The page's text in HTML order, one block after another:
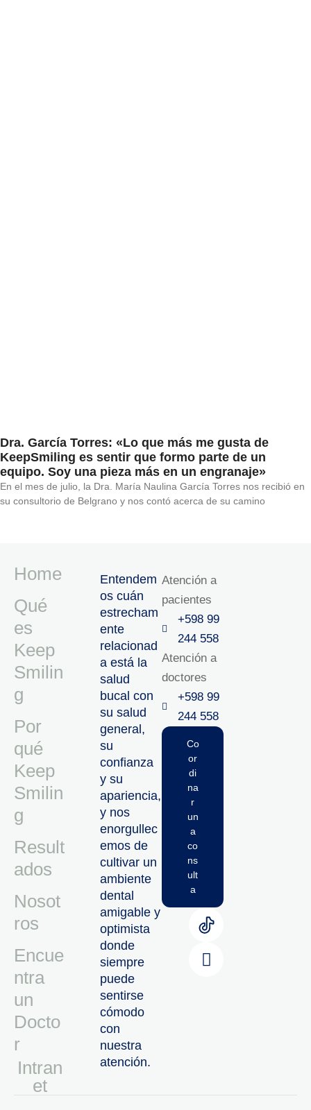
Dra. García Torres: «Lo que más me gusta de
KeepSmiling es sentir que formo parte de un
equipo. Soy una pieza más en un engranaje»
En el mes de julio, la Dra. María Naulina García Torres nos recibió en
su consultorio de Belgrano y nos contó acerca de su camino
Home
Qué
es
Keep
Smilin
g
Por
qué
Keep
Smilin
g
Result
ados
Nosot
ros
Encue
ntra
un
Docto
r
Intran
Et
Entendem
os cuán
estrecham
ente
relacionad
a está la
salud
bucal con
su salud
general,
su
confianza
y su
apariencia,
y nos
enorgullec
emos de
cultivar un
ambiente
dental
amigable y
optimista
donde
siempre
puede
sentirse
cómodo
con
nuestra
atención.
Atención a
pacientes
+598 99
244 558
Atención a
doctores
+598 99
244 558‬‬
Co
or
di
na
r
un
a
co
ns
ult
a